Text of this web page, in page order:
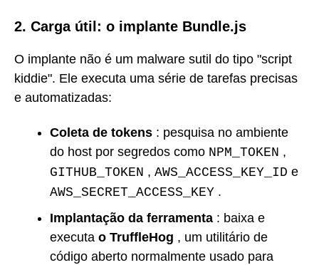
2. Carga útil: o implante Bundle.js
O implante não é um malware sutil do tipo "script
kiddie". Ele executa uma série de tarefas precisas
e automatizadas:
Coleta de tokens : pesquisa no ambiente
do host por segredos como NPM_TOKEN ,
GITHUB_TOKEN , AWS_ACCESS_KEY_ID e
AWS_SECRET_ACCESS_KEY .
Implantação da ferramenta : baixa e
executa o TruffleHog , um utilitário de
código aberto normalmente usado para